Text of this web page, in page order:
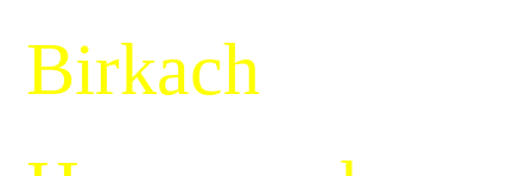
Birkach